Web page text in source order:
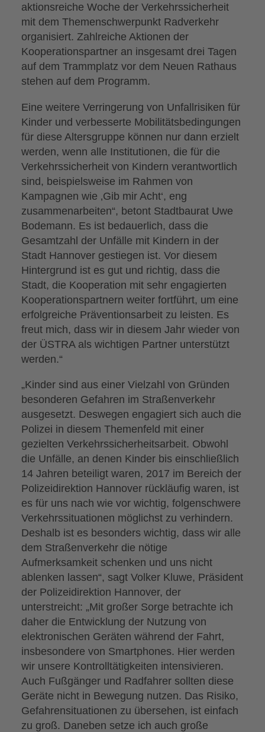
aktionsreiche Woche der Verkehrssicherheit
mit dem Themenschwerpunkt Radverkehr
organisiert. Zahlreiche Aktionen der
Kooperationspartner an insgesamt drei Tagen
auf dem Trammplatz vor dem Neuen Rathaus
stehen auf dem Programm.
Eine weitere Verringerung von Unfallrisiken für
Kinder und verbesserte Mobilitätsbedingungen
für diese Altersgruppe können nur dann erzielt
werden, wenn alle Institutionen, die für die
Verkehrssicherheit von Kindern verantwortlich
sind, beispielsweise im Rahmen von
Kampagnen wie ‚Gib mir Acht‘, eng
zusammenarbeiten“, betont Stadtbaurat Uwe
Bodemann. Es ist bedauerlich, dass die
Gesamtzahl der Unfälle mit Kindern in der
Stadt Hannover gestiegen ist. Vor diesem
Hintergrund ist es gut und richtig, dass die
Stadt, die Kooperation mit sehr engagierten
Kooperationspartnern weiter fortführt, um eine
erfolgreiche Präventionsarbeit zu leisten. Es
freut mich, dass wir in diesem Jahr wieder von
der ÜSTRA als wichtigen Partner unterstützt
werden.“
„Kinder sind aus einer Vielzahl von Gründen
besonderen Gefahren im Straßenverkehr
ausgesetzt. Deswegen engagiert sich auch die
Polizei in diesem Themenfeld mit einer
gezielten Verkehrssicherheitsarbeit. Obwohl
die Unfälle, an denen Kinder bis einschließlich
14 Jahren beteiligt waren, 2017 im Bereich der
Polizeidirektion Hannover rückläufig waren, ist
es für uns nach wie vor wichtig, folgenschwere
Verkehrssituationen möglichst zu verhindern.
Deshalb ist es besonders wichtig, dass wir alle
dem Straßenverkehr die nötige
Aufmerksamkeit schenken und uns nicht
ablenken lassen“, sagt Volker Kluwe, Präsident
der Polizeidirektion Hannover, der
unterstreicht: „Mit großer Sorge betrachte ich
daher die Entwicklung der Nutzung von
elektronischen Geräten während der Fahrt,
insbesondere von Smartphones. Hier werden
wir unsere Kontrolltätigkeiten intensivieren.
Auch Fußgänger und Radfahrer sollten diese
Geräte nicht in Bewegung nutzen. Das Risiko,
Gefahrensituationen zu übersehen, ist einfach
zu groß. Daneben setze ich auch große